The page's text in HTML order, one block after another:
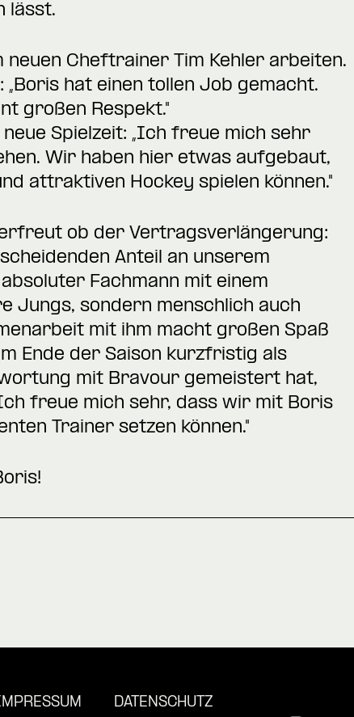
lässt.
Cheftrainer Tim Kehler arbeiten.
hat einen tollen Job gemacht.
großen Respekt."
Spielzeit: „Ich freue mich sehr
Wir haben hier etwas aufgebaut,
attraktiven Hockey spielen können."
ob der Vertragsverlängerung:
Anteil an unserem
Fachmann mit einem
Jungs, sondern menschlich auch
mit ihm macht großen Spaß
Ende der Saison kurzfristig als
mit Bravour gemeistert hat,
freue mich sehr, dass wir mit Boris
Trainer setzen können."
DATENSCHUTZ